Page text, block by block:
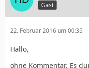
Gast
22. Februar 2016 um 00:35
Hallo,
ohne Kommentar. Es